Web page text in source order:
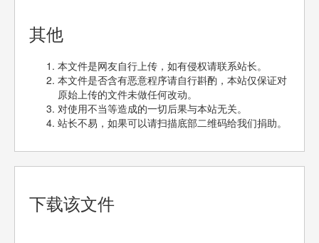
其他
本文件是网友自行上传，如有侵权请联系站长。
本文件是否含有恶意程序请自行斟酌，本站仅保证对
原始上传的文件未做任何改动。
对使用不当等造成的一切后果与本站无关。
站长不易，如果可以请扫描底部二维码给我们捐助。
下载该文件